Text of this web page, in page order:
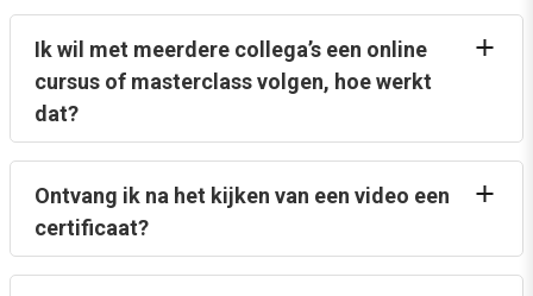
Ik wil met meerdere collega’s een online
cursus of masterclass volgen, hoe werkt
dat?
Ontvang ik na het kijken van een video een
certificaat?